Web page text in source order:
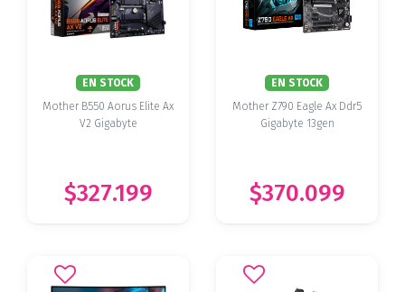
EN STOCK
Mother B550 Aorus Elite Ax
V2 Gigabyte
$327.199
EN STOCK
Mother Z790 Eagle Ax Ddr5
Gigabyte 13gen
$370.099